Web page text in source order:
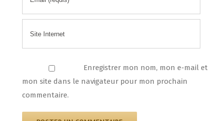
Enregistrer mon nom, mon e-mail et
mon site dans le navigateur pour mon prochain
commentaire.